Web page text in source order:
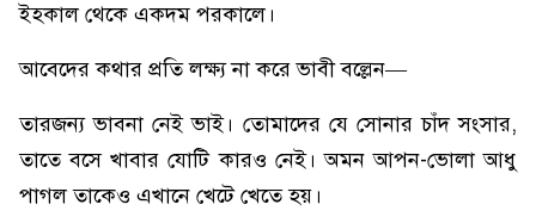
ইহকাল থেকে একদম পরকালে।
আবেদের কথার প্রতি লক্ষ্য না করে ভাবী বল্লেন—
তারজন্য ভাবনা নেই ভাই। তোমাদের যে সোনার চাঁদ সংসার,
তাতে বসে খাবার যোটি কারও নেই। অমন আপন-ভোলা আধু
পাগল তাকেও এখানে খেটে খেতে হয়।